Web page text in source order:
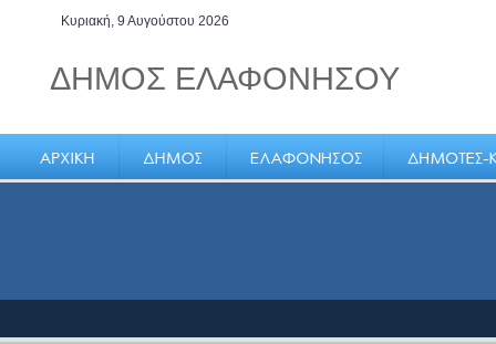
Κυριακή, 9 Αυγούστου 2026
ΔΗΜΟΣ ΕΛΑΦΟΝΗΣΟΥ